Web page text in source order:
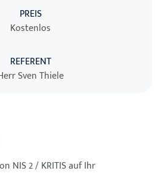
PREIS
Kostenlos
REFERENT
Sven Thiele
NIS 2 / KRITIS auf Ihr